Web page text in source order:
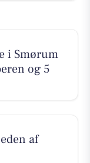
i Smørum
og 5
af